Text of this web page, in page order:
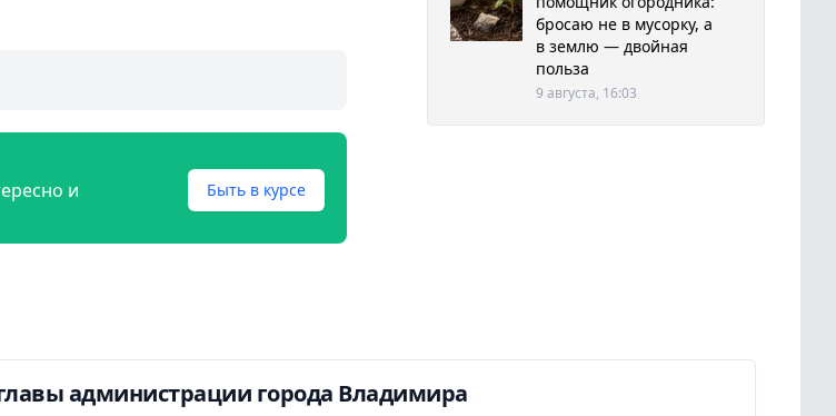
и
Быть в курсе
бросаю не в мусорку, а
в землю — двойная
польза
9 августа, 16:03
администрации города Владимира